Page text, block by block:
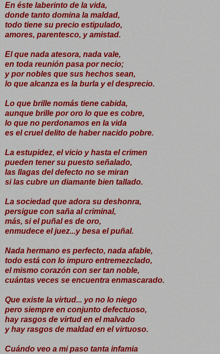
En éste laberinto de la vida,
donde tanto domina la maldad,
todo tiene su precio estipulado,
amores, parentesco, y amistad.
El que nada atesora, nada vale,
en toda reunión pasa por necio;
y por nobles que sus hechos sean,
lo que alcanza es la burla y el desprecio.
Lo que brille nomás tiene cabida,
aunque brille por oro lo que es cobre,
lo que no perdonamos en la vida
es el cruel delito de haber nacido pobre.
La estupidez, el vicio y hasta el crimen
pueden tener su puesto señalado,
las llagas del defecto no se miran
si las cubre un diamante bien tallado.
La sociedad que adora su deshonra,
persigue con saña al criminal,
más, si el puñal es de oro,
enmudece el juez...y besa el puñal.
Nada hermano es perfecto, nada afable,
todo está con lo impuro entremezclado,
el mismo corazón con ser tan noble,
cuántas veces se encuentra enmascarado.
Que existe la virtud... yo no lo niego
pero siempre en conjunto defectuoso,
hay rasgos de virtud en el malvado
y hay rasgos de maldad en el virtuoso.
Cuándo veo a mi paso tanta infamia